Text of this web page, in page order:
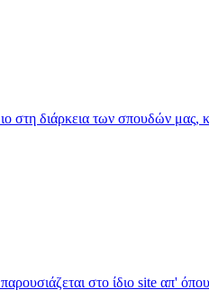
διάρκεια των σπουδών μας,
στο ίδιο site απ'